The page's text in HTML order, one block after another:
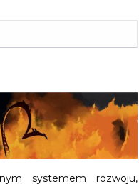
systemem rozwoju,